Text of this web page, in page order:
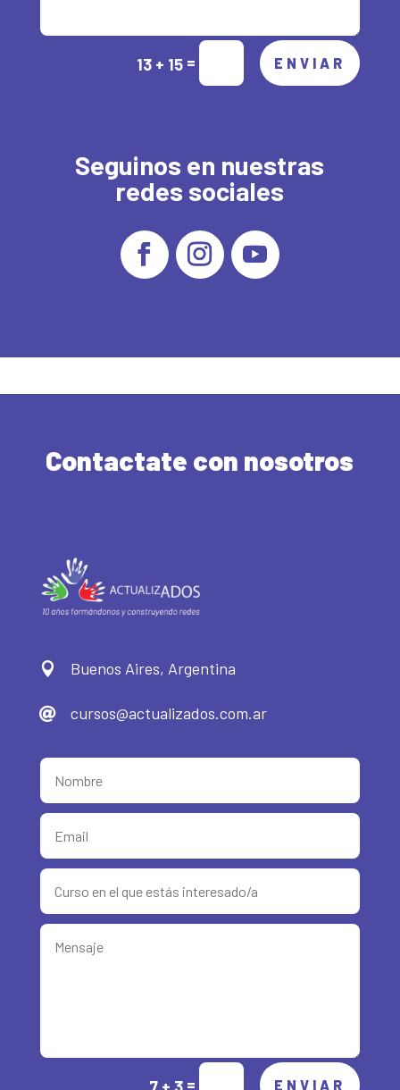
13 + 15 = ENVIAR
Seguinos en nuestras
redes sociales
Contactate con nosotros
 Buenos Aires, Argentina
 cursos@actualizados.com.ar
= ENVIAR